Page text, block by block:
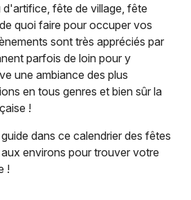
d'artifice, fête de village, fête
quoi faire pour occuper vos
sont très appréciés par
parfois de loin pour y
une ambiance des plus
en tous genres et bien sûr la
!
dans ce calendrier des fêtes
environs pour trouver votre
!